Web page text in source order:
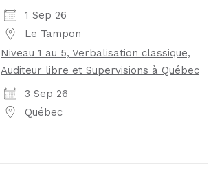
1 Sep 26
Le Tampon
Niveau 1 au 5, Verbalisation classique,
Auditeur libre et Supervisions à Québec
3 Sep 26
Québec